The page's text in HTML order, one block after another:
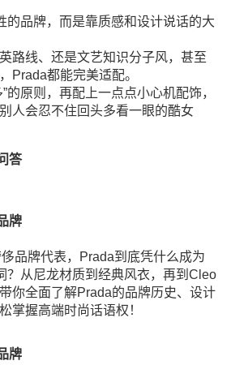
的品牌，而是靠质感和设计说话的大
路线、还是文艺知识分子风，甚至
Prada都能完美适配。
的原则，再配上一点点小心机配饰，
人会忍不住回头多看一眼的酷女
答
牌
品牌代表，Prada到底凭什么成为
？从尼龙材质到经典风衣，再到Cleo
你全面了解Prada的品牌历史、设计
掌握高端时尚话语权！
牌